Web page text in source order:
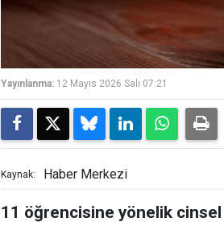
Yayınlanma: 12 Mayıs 2026 Salı 07:21
Kaynak: Haber Merkezi
11 öğrencisine yönelik cinsel